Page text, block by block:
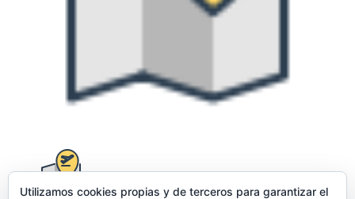
Utilizamos cookies propias y de terceros para garantizar el